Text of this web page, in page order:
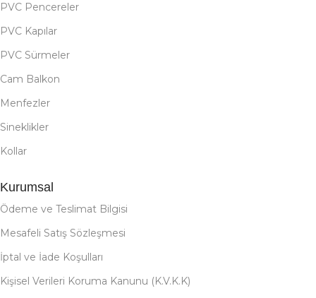
PVC Pencereler
PVC Kapılar
PVC Sürmeler
Cam Balkon
Menfezler
Sineklikler
Kollar
Kurumsal
Ödeme ve Teslimat Bilgisi
Mesafeli Satış Sözleşmesi
İptal ve İade Koşulları
Kişisel Verileri Koruma Kanunu (K.V.K.K)